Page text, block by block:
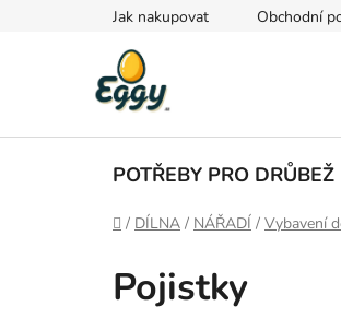
Jak nakupovat Obchodní
POTŘEBY PRO DRŮBEŽ
Domů
/ DÍLNA / NÁŘADÍ / Vybavení
Pojistky